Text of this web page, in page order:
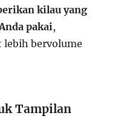
kilau yang
pakai,
bervolume
Tampilan